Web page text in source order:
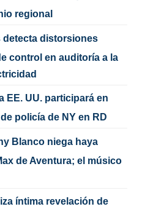
regional
detecta distorsiones
control en auditoría a la
EE. UU. participará en
policía de NY en RD
Blanco niega haya
de Aventura; el músico
íntima revelación de